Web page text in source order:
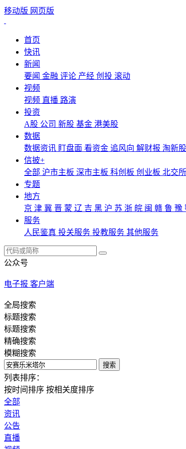
移动版 网页版
首页
快讯
新闻
要闻 金融 评论 产经 创投 滚动
视频
视频 直播 路演
投资
A股 公司 新股 基金 港美股
数据
数据资讯 盯盘面 看资金 追风向 解财报 淘新股
信披+
全部 沪市主板 深市主板 科创板 创业板 北交所
专题
地方
京 津 冀 晋 蒙 辽 吉 黑 沪 苏 浙 皖 闽 赣 鲁 豫
服务
人民鉴真 投关服务 投教服务 其他服务
公众号
电子报 客户端
全局搜索
标题搜索
标题搜索
精确搜索
模糊搜索
搜索
列表排序：
按时间排序 按相关度排序
全部
资讯
公告
直播